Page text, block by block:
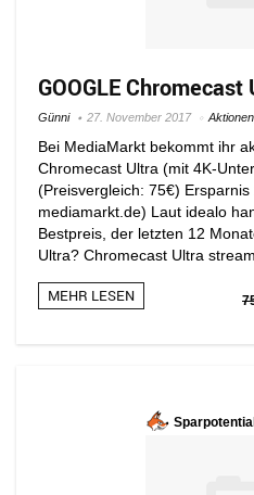
GOOGLE
Günni 27. November 2017 Aktionen
Bei MediaMarkt bekommt ihr
Chromecast Ultra (mit 4K-
(Preisvergleich: 75€) Ersparnis
mediamarkt.de) Laut idealo
Bestpreis, der letzten 12
Ultra? Chromecast Ultra
MEHR LESEN